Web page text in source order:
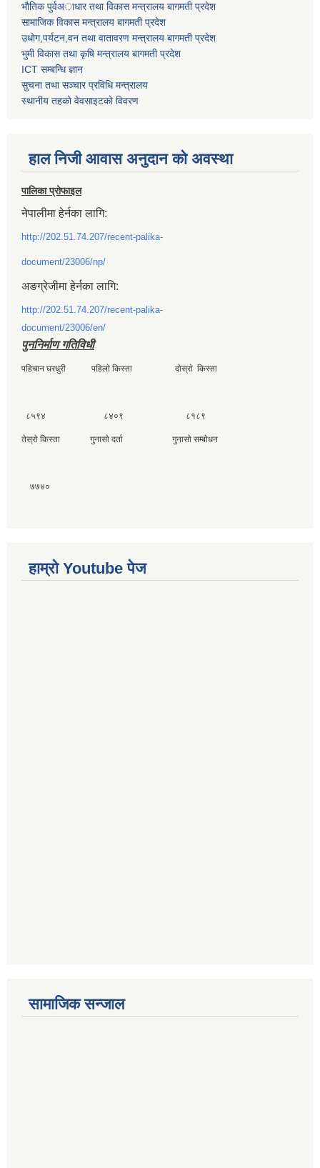
भाैतिक पुर्वअाधार तथा विकास मन्त्रालय बागमती प्रदेश
सामाजिक विकास मन्त्रालय बागमती प्रदेश
उधाेग,पर्यटन,वन तथा वातावरण मन्त्रालय बागमती प्रदेश
भुमी विकास तथा कृषि मन्त्रालय बागमती प्रदेश
ICT सम्बन्धि ज्ञान
सुचना तथा सञ्चार प्रविधि मन्त्रालय
स्थानीय तहकाे वेवसाइटकाे विवरण
हाल निजी आवास अनुदान काे अवस्था
पालिका प्रोफाइल
नेपालीमा हेर्नका लागि:
http://202.51.74.207/recent-palika-
document/23006/np/
अङग्रेजीमा हेर्नका लागि:
http://202.51.74.207/recent-palika-
document/23006/en/
पुननिर्माण गतिविधी
पहिचान घरधुरी पहिलाे किस्ता दाेस्राे किस्ता
८५९४ ८४०९ ८१८९
तेस्राे किस्ता गुनासाे दर्ता गुनासाे सम्बाेधन
७७४०
हाम्राे Youtube पेज
सामाजिक सन्जाल